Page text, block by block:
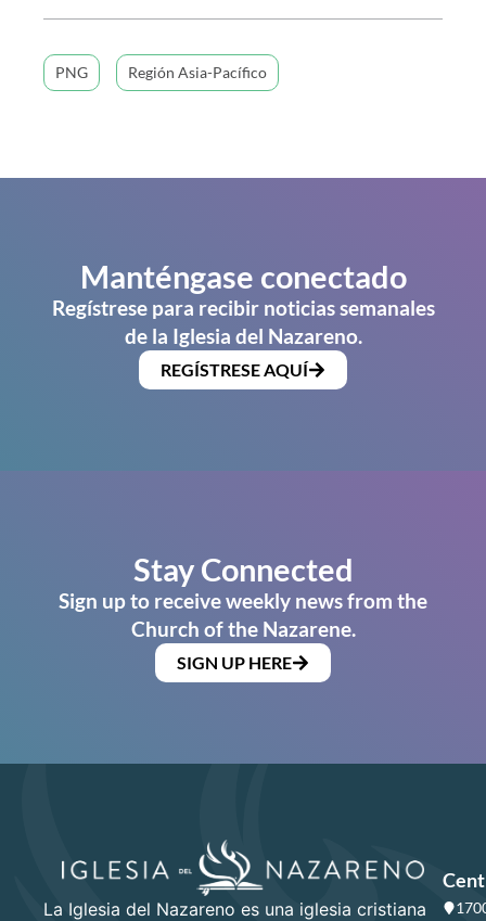
PNG Región Asia-Pacífico
Manténgase conectado
Regístrese para recibir noticias semanales
de la Iglesia del Nazareno.
REGÍSTRESE AQUÍ
Stay Connected
Sign up to receive weekly news from the
Church of the Nazarene.
SIGN UP HERE
La Iglesia del Nazareno es una iglesia cristiana